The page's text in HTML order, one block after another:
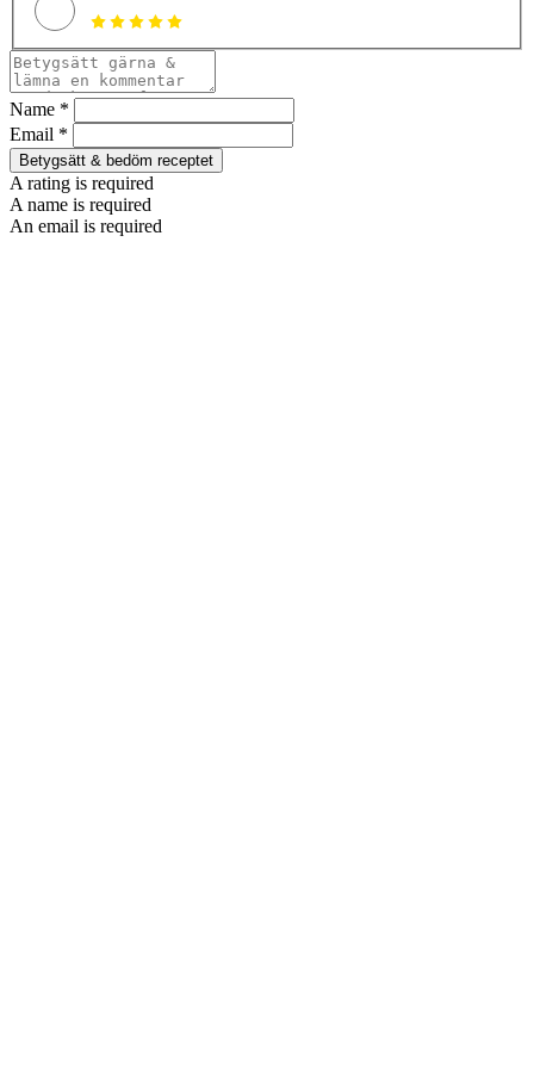
Name *
Email *
Betygsätt & bedöm receptet
A rating is required
A name is required
An email is required